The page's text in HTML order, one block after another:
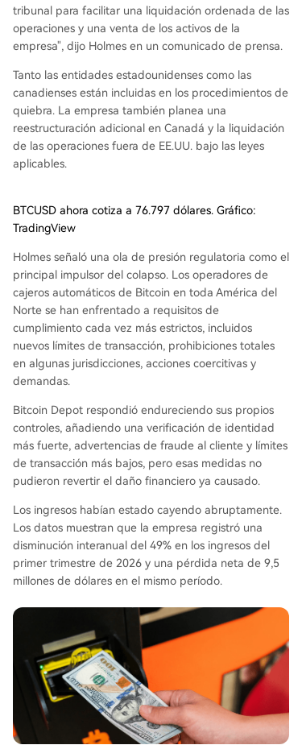
tribunal para facilitar una liquidación ordenada de las
operaciones y una venta de los activos de la
empresa", dijo Holmes en un comunicado de prensa.
Tanto las entidades estadounidenses como las
canadienses están incluidas en los procedimientos de
quiebra. La empresa también planea una
reestructuración adicional en Canadá y la liquidación
de las operaciones fuera de EE.UU. bajo las leyes
aplicables.
BTCUSD ahora cotiza a 76.797 dólares. Gráfico:
TradingView
Holmes señaló una ola de presión regulatoria como el
principal impulsor del colapso. Los operadores de
cajeros automáticos de Bitcoin en toda América del
Norte se han enfrentado a requisitos de
cumplimiento cada vez más estrictos, incluidos
nuevos límites de transacción, prohibiciones totales
en algunas jurisdicciones, acciones coercitivas y
demandas.
Bitcoin Depot respondió endureciendo sus propios
controles, añadiendo una verificación de identidad
más fuerte, advertencias de fraude al cliente y límites
de transacción más bajos, pero esas medidas no
pudieron revertir el daño financiero ya causado.
Los ingresos habían estado cayendo abruptamente.
Los datos muestran que la empresa registró una
disminución interanual del 49% en los ingresos del
primer trimestre de 2026 y una pérdida neta de 9,5
millones de dólares en el mismo período.